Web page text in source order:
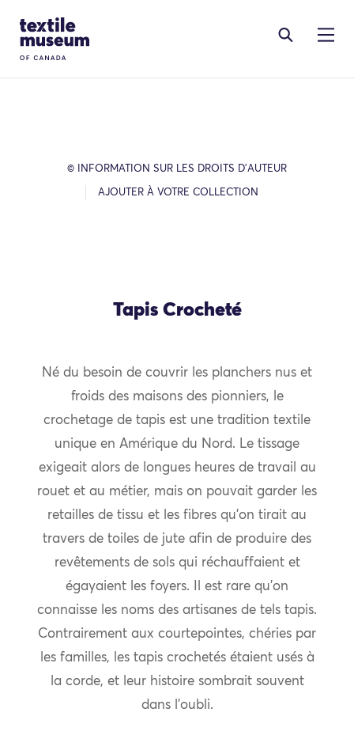
Site Logo
© INFORMATION SUR LES DROITS D’AUTEUR
AJOUTER À VOTRE COLLECTION
Tapis Crocheté
Né du besoin de couvrir les planchers nus et
froids des maisons des pionniers, le
crochetage de tapis est une tradition textile
unique en Amérique du Nord. Le tissage
exigeait alors de longues heures de travail au
rouet et au métier, mais on pouvait garder les
retailles de tissu et les fibres qu’on tirait au
travers de toiles de jute afin de produire des
revêtements de sols qui réchauffaient et
égayaient les foyers. Il est rare qu’on
connaisse les noms des artisanes de tels tapis.
Contrairement aux courtepointes, chéries par
les familles, les tapis crochetés étaient usés à
la corde, et leur histoire sombrait souvent
dans l’oubli.